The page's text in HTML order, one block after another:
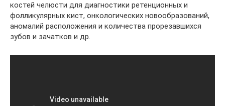
костей челюсти для диагностики ретенционных и
фолликулярных кист, онкологических новообразований,
аномалий расположения и количества прорезавшихся
зубов и зачатков и др.